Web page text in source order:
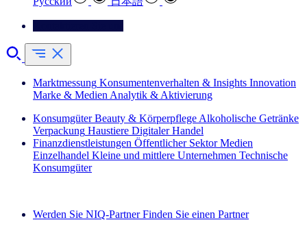
Marktmessung Konsumentenverhalten & Insights Innovation
Marke & Medien Analytik & Aktivierung
Konsumgüter Beauty & Körperpflege Alkoholische Getränke
Verpackung Haustiere Digitaler Handel
Finanzdienstleistungen Öffentlicher Sektor Medien
Einzelhandel Kleine und mittlere Unternehmen Technische
Konsumgüter
Werden Sie NIQ-Partner Finden Sie einen Partner